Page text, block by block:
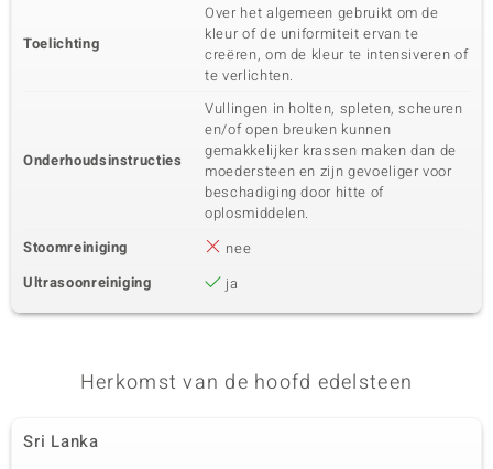
Toelichting
Over het algemeen gebruikt om de
kleur of de uniformiteit ervan te
creëren, om de kleur te intensiveren of
te verlichten.
Onderhoudsinstructies
Vullingen in holten, spleten, scheuren
en/of open breuken kunnen
gemakkelijker krassen maken dan de
moedersteen en zijn gevoeliger voor
beschadiging door hitte of
oplosmiddelen.
Stoomreiniging
nee
Ultrasoonreiniging
ja
Herkomst van de hoofd edelsteen
Sri Lanka